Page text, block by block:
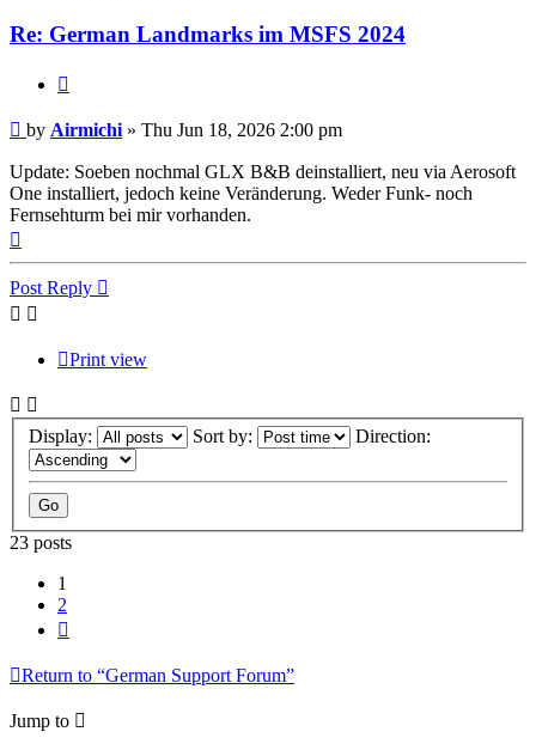
Re: German Landmarks im MSFS 2024
Post
by Airmichi » Thu Jun 18, 2026 2:00 pm
Update: Soeben nochmal GLX B&B deinstalliert, neu via Aerosoft
One installiert, jedoch keine Veränderung. Weder Funk- noch
Fernsehturm bei mir vorhanden.
Post Reply
Print view
Display: Sort by: Direction:
23 posts
1
2
Return to “German Support Forum”
Jump to